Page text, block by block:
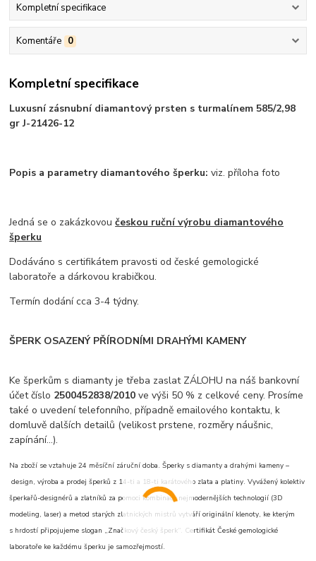
Kompletní specifikace
Komentáře 0
Kompletní specifikace
Luxusní zásnubní diamantový prsten s turmalínem 585/2,98
gr J-21426-12
Popis a parametry diamantového šperku: viz. příloha foto
Jedná se o zakázkovoučeskou ruční výrobu diamantového
šperku
Dodáváno s certifikátem pravosti od české gemologické
laboratoře a dárkovou krabičkou.
Termín dodání cca 3-4 týdny.
ŠPERK OSAZENÝ PŘÍRODNÍMI DRAHÝMI KAMENY
Ke šperkům s diamanty je třeba zaslat ZÁLOHU na náš bankovní
účet číslo 2500452838/2010ve výši 50 % z celkové ceny. Prosíme
také o uvedení telefonního, případně emailového kontaktu, k
domluvě dalších detailů (velikost prstene, rozměry náušnic,
zapínání...).
Na zboží se vztahuje 24 měsíční záruční doba. Šperky s diamanty a drahými kameny –
design, výroba a prodej šperků z 14-ti a 18-ti karátového zlata a platiny. Vyvážený kolektiv
šperkařů-designérů a zlatníků za pomoci kombinace nejmodernějších technologií (3D
modeling, laser) a metod starých zlatnických mistrů vytváří originální klenoty, ke kterým
s hrdostí připojujeme slogan „Značkový český šperk“. Certifikát České gemologické
laboratoře ke každému šperku je samozřejmostí.